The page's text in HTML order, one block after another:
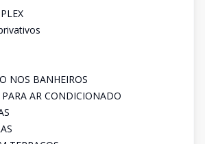
NOS BANHEIROS
AR CONDICIONADO